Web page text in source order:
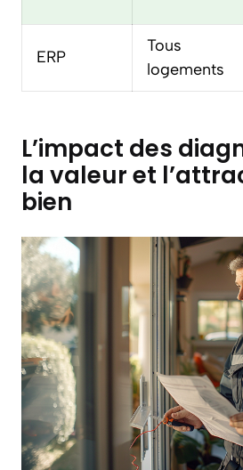
ERP
Tous
logements
L’impact des
la valeur et
bien